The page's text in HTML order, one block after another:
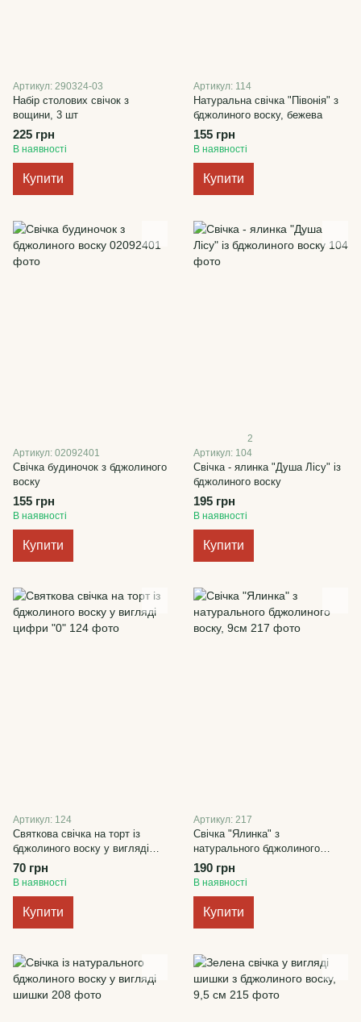
Артикул: 290324-03
Набір столових свічок з
вощини, 3 шт
225 грн
В наявності
Купити
Артикул: 114
Натуральна свічка "Півонія" з
бджолиного воску, бежева
155 грн
В наявності
Купити
Артикул: 02092401
Свічка будиночок з бджолиного
воску
155 грн
В наявності
Купити
2
Артикул: 104
Свічка - ялинка "Душа Лісу" із
бджолиного воску
195 грн
В наявності
Купити
Артикул: 124
Святкова свічка на торт із
бджолиного воску у вигляді
цифри "0"
70 грн
В наявності
Купити
Артикул: 217
Свічка "Ялинка" з
натурального бджолиного
воску, 9см
190 грн
В наявності
Купити